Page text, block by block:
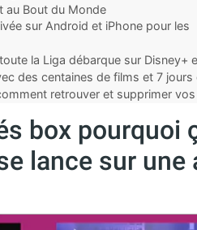
au Bout du Monde
sur Android et iPhone pour les
la Liga débarque sur Disney+
des centaines de films et 7
retrouver et supprimer vos
box pourquoi
lance sur une